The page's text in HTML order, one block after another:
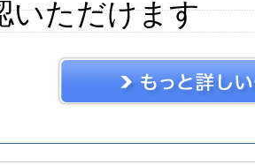
いただけます